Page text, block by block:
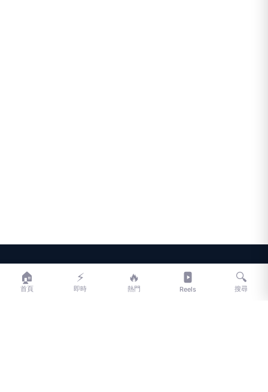
LIFE
LIFE 生活網是台灣領先的生活資訊平台，提供即時新聞、生活、健康、
🏠
首頁
⚡
即時
🔥
熱門 Reels
🔍
搜尋